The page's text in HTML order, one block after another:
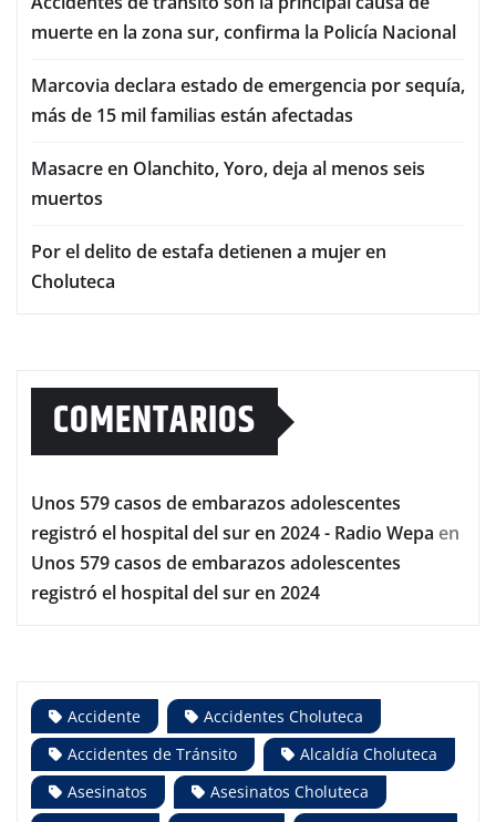
muerte en la zona sur, confirma la Policía Nacional
Marcovia declara estado de emergencia por sequía,
más de 15 mil familias están afectadas
Masacre en Olanchito, Yoro, deja al menos seis
muertos
Por el delito de estafa detienen a mujer en
Choluteca
COMENTARIOS
Unos 579 casos de embarazos adolescentes
registró el hospital del sur en 2024 - Radio Wepa en
Unos 579 casos de embarazos adolescentes
registró el hospital del sur en 2024
Accidente
Accidentes Choluteca
Accidentes de Tránsito
Alcaldía Choluteca
Asesinatos
Asesinatos Choluteca